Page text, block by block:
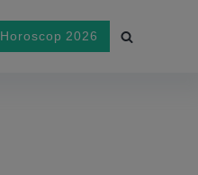
Horoscop 2026